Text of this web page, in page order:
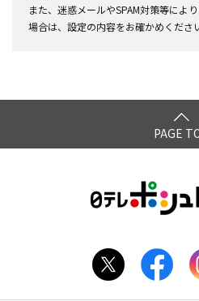
また、迷惑メールやSPAM対策等によ
場合は、設定の内容をお確かめくださ
PAGE